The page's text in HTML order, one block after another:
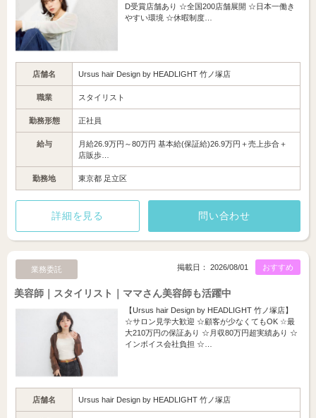
D受賞店舗あり ☆全国200店舗展開 ☆日本一働き
やすい環境 ☆休暇制度…
店舗名 Ursus hair Design by HEADLIGHT 竹ノ塚店
職業 スタイリスト
勤務形態 正社員
給与
月給26.9万円～80万円 基本給(保証給)26.9万円＋売上歩合＋
店販歩…
勤務地 東京都 足立区
詳細を見る 問い合わせ
業務委託 おすすめ
掲載日： 2026/08/01
美容師｜スタイリスト｜ママさん美容師も活躍中
【Ursus hair Design by HEADLIGHT 竹ノ塚店】
☆サロン見学大歓迎 ☆顧客が少なくてもOK ☆最
大210万円の保証あり ☆月収80万円超実績あり ☆
インボイス会社負担 ☆…
店舗名 Ursus hair Design by HEADLIGHT 竹ノ塚店